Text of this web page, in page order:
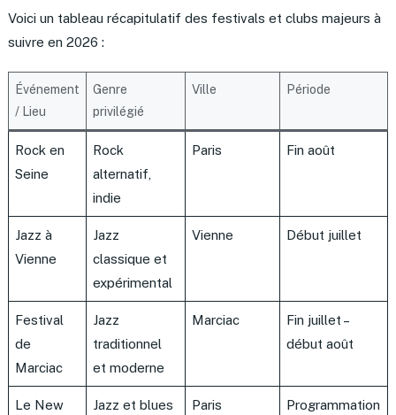
Voici un tableau récapitulatif des festivals et clubs majeurs à
suivre en 2026 :
Événement
/ Lieu
Genre
privilégié
Ville Période
Rock en
Seine
Rock
alternatif,
indie
Paris Fin août
Jazz à
Vienne
Jazz
classique et
expérimental
Vienne Début juillet
Festival
de
Marciac
Jazz
traditionnel
et moderne
Marciac
Fin juillet –
début août
Le New
Jazz et blues Paris
Programmation